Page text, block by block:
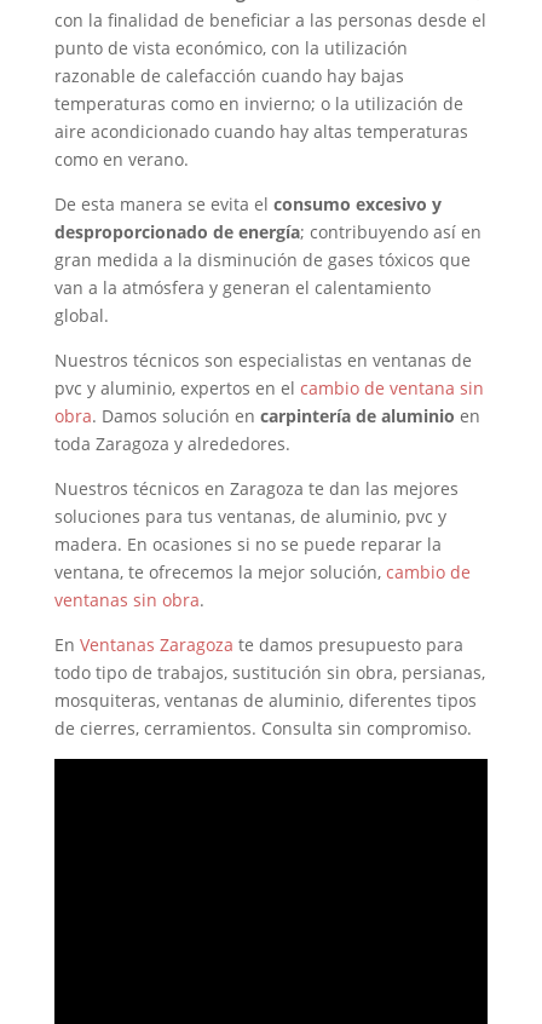
con la finalidad de beneficiar a las personas desde el
punto de vista económico, con la utilización
razonable de calefacción cuando hay bajas
temperaturas como en invierno; o la utilización de
aire acondicionado cuando hay altas temperaturas
como en verano.
De esta manera se evita el consumo excesivo y
desproporcionado de energía; contribuyendo así en
gran medida a la disminución de gases tóxicos que
van a la atmósfera y generan el calentamiento
global.
Nuestros técnicos son especialistas en ventanas de
pvc y aluminio, expertos en el cambio de ventana sin
obra. Damos solución en carpintería de aluminio en
toda Zaragoza y alrededores.
Nuestros técnicos en Zaragoza te dan las mejores
soluciones para tus ventanas, de aluminio, pvc y
madera. En ocasiones si no se puede reparar la
ventana, te ofrecemos la mejor solución, cambio de
ventanas sin obra.
En Ventanas Zaragoza te damos presupuesto para
todo tipo de trabajos, sustitución sin obra, persianas,
mosquiteras, ventanas de aluminio, diferentes tipos
de cierres, cerramientos. Consulta sin compromiso.